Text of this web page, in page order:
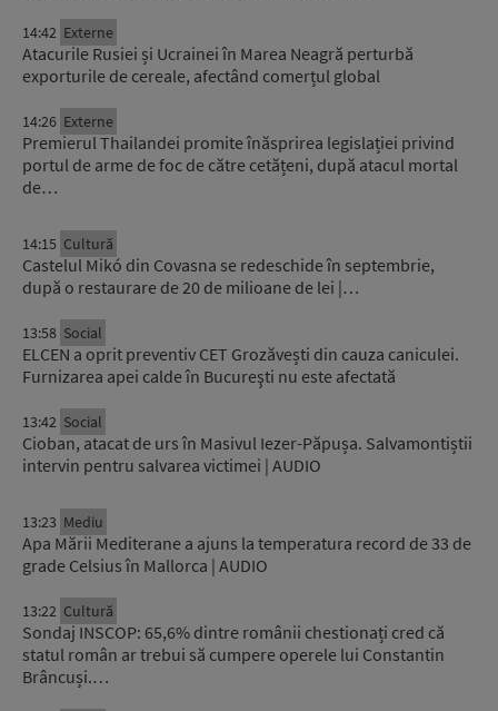
14:42 Externe
Atacurile Rusiei și Ucrainei în Marea Neagră perturbă
exporturile de cereale, afectând comerțul global
14:26 Externe
Premierul Thailandei promite înăsprirea legislației privind
portul de arme de foc de către cetățeni, după atacul mortal
de…
14:15 Cultură
Castelul Mikó din Covasna se redeschide în septembrie,
după o restaurare de 20 de milioane de lei |…
13:58 Social
ELCEN a oprit preventiv CET Grozăvești din cauza caniculei.
Furnizarea apei calde în Bucureşti nu este afectată
13:42 Social
Cioban, atacat de urs în Masivul Iezer-Păpușa. Salvamontiștii
intervin pentru salvarea victimei | AUDIO
13:23 Mediu
Apa Mării Mediterane a ajuns la temperatura record de 33 de
grade Celsius în Mallorca | AUDIO
13:22 Cultură
Sondaj INSCOP: 65,6% dintre românii chestionați cred că
statul român ar trebui să cumpere operele lui Constantin
Brâncuși.…